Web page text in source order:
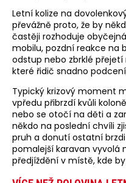
Letní kolize na
převážně proto, že by
častěji rozhoduje
mobilu, pozdní reakce na
odstup nebo zbrklé
které řidič snadno
Typický krizový moment
vpředu přibrzdí kvůli
nebo se otočí na děti a
někdo na poslední chvíli
pruh a donutí ostatní
pomalejší karavan vyvolá
předjíždění v místě, kde